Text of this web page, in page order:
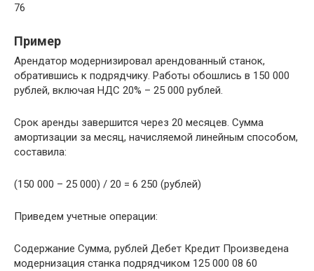
76
Пример
Арендатор модернизировал арендованный станок,
обратившись к подрядчику. Работы обошлись в 150 000
рублей, включая НДС 20% – 25 000 рублей.
Срок аренды завершится через 20 месяцев. Сумма
амортизации за месяц, начисляемой линейным способом,
составила:
(150 000 – 25 000) / 20 = 6 250 (рублей)
Приведем учетные операции:
Содержание Сумма, рублей Дебет Кредит Произведена
модернизация станка подрядчиком 125 000 08 60